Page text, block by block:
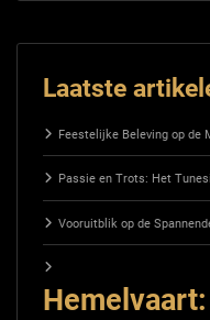
Laatste
Feestelijke Beleving op de
Passie en Trots: Het
Vooruitblik op de